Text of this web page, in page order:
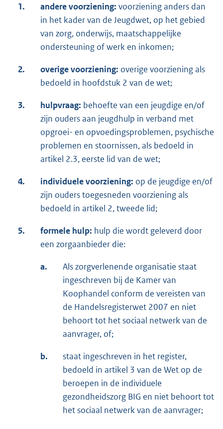
1. andere voorziening: voorziening anders dan
in het kader van de Jeugdwet, op het gebied
van zorg, onderwijs, maatschappelijke
ondersteuning of werk en inkomen;
2. overige voorziening: overige voorziening als
bedoeld in hoofdstuk 2 van de wet;
3. hulpvraag: behoefte van een jeugdige en/of
zijn ouders aan jeugdhulp in verband met
opgroei- en opvoedingsproblemen, psychische
problemen en stoornissen, als bedoeld in
artikel 2.3, eerste lid van de wet;
4. individuele voorziening: op de jeugdige en/of
zijn ouders toegesneden voorziening als
bedoeld in artikel 2, tweede lid;
5. formele hulp: hulp die wordt geleverd door
een zorgaanbieder die:
a.
Als zorgverlenende organisatie staat
ingeschreven bij de Kamer van
Koophandel conform de vereisten van
de Handelsregisterwet 2007 en niet
behoort tot het sociaal netwerk van de
aanvrager, of;
b.
staat ingeschreven in het register,
bedoeld in artikel 3 van de Wet op de
beroepen in de individuele
gezondheidszorg BIG en niet behoort tot
het sociaal netwerk van de aanvrager;